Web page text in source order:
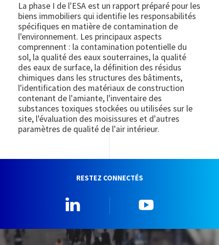
La phase I de l'ESA est un rapport préparé pour les
biens immobiliers qui identifie les responsabilités
spécifiques en matière de contamination de
l'environnement. Les principaux aspects
comprennent : la contamination potentielle du
sol, la qualité des eaux souterraines, la qualité
des eaux de surface, la définition des résidus
chimiques dans les structures des bâtiments,
l'identification des matériaux de construction
contenant de l'amiante, l'inventaire des
substances toxiques stockées ou utilisées sur le
site, l'évaluation des moisissures et d'autres
paramètres de qualité de l'air intérieur.
RESTEZ CONNECTÉS